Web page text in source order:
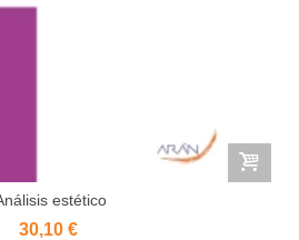
estético
30,10 €